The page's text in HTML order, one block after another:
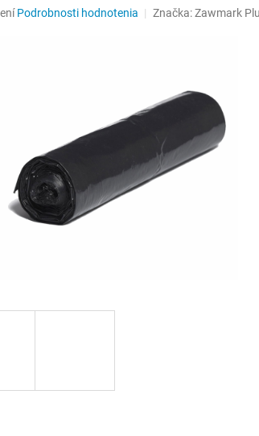
Podrobnosti hodnotenia Značka:Zawmark